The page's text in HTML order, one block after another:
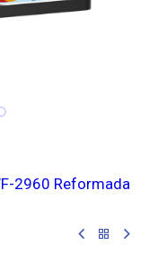
2960 Reformada